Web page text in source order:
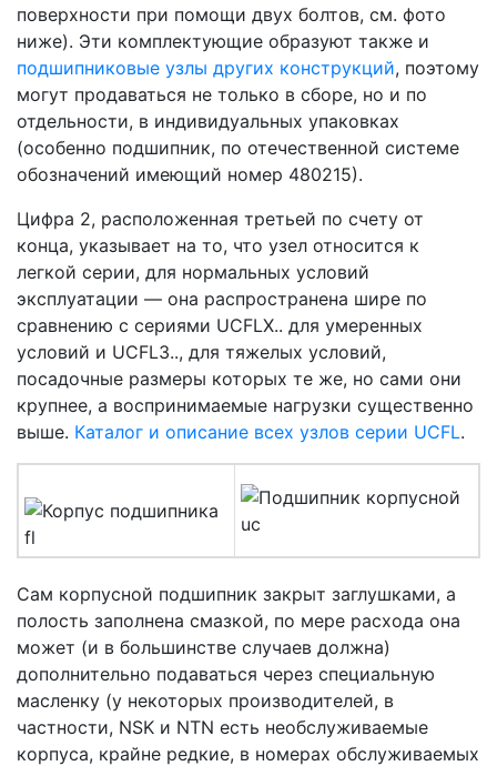
поверхности при помощи двух болтов, см. фото
ниже). Эти комплектующие образуют также и
подшипниковые узлы других конструкций, поэтому
могут продаваться не только в сборе, но и по
отдельности, в индивидуальных упаковках
(особенно подшипник, по отечественной системе
обозначений имеющий номер 480215).
Цифра 2, расположенная третьей по счету от
конца, указывает на то, что узел относится к
легкой серии, для нормальных условий
эксплуатации — она распространена шире по
сравнению c сериями UCFLX.. для умеренных
условий и UCFL3.., для тяжелых условий,
посадочные размеры которых те же, но сами они
крупнее, а воспринимаемые нагрузки существенно
выше. Каталог и описание всех узлов серии UCFL.
Сам корпусной подшипник закрыт заглушками, а
полость заполнена смазкой, по мере расхода она
может (и в большинстве случаев должна)
дополнительно подаваться через специальную
масленку (у некоторых производителей, в
частности, NSK и NTN есть необслуживаемые
корпуса, крайне редкие, в номерах обслуживаемых